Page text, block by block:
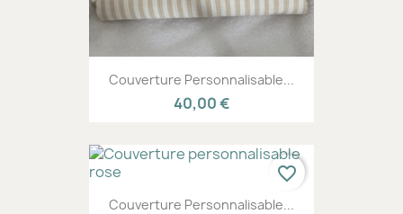
Couverture Personnalisable...
40,00 €
Couverture Personnalisable...
favorite_border